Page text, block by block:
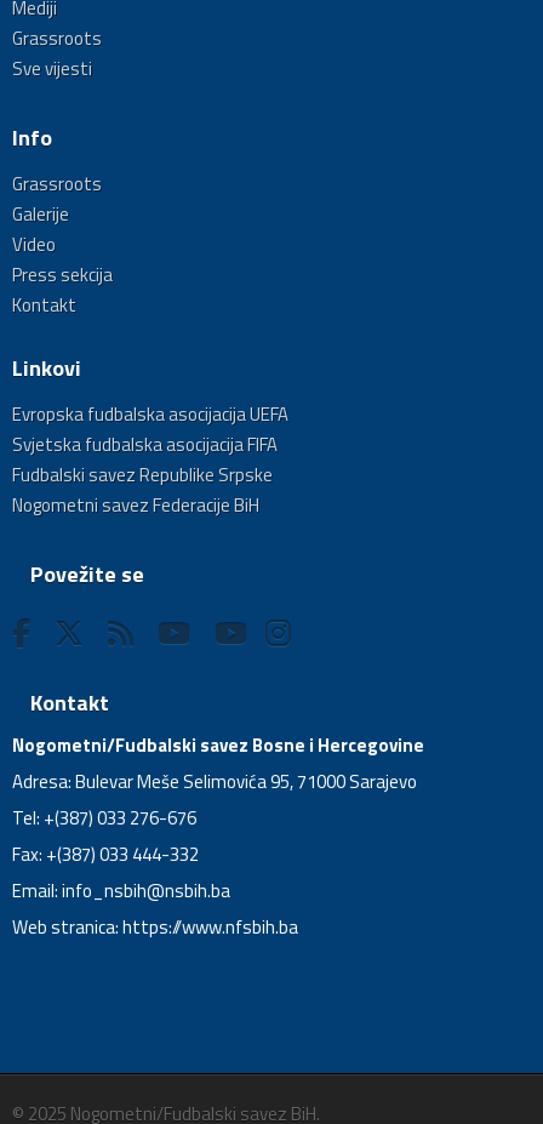
Mediji
Grassroots
Sve vijesti
Info
Grassroots
Galerije
Video
Press sekcija
Kontakt
Linkovi
Evropska fudbalska asocijacija UEFA
Svjetska fudbalska asocijacija FIFA
Fudbalski savez Republike Srpske
Nogometni savez Federacije BiH
Povežite se
Kontakt
Nogometni/Fudbalski savez Bosne i Hercegovine
Adresa: Bulevar Meše Selimovića 95, 71000 Sarajevo
Tel: +(387) 033 276-676
Fax: +(387) 033 444-332
Email:info_nsbih@nsbih.ba
Web stranica: https://www.nfsbih.ba
© 2025 Nogometni/Fudbalski savez BiH.